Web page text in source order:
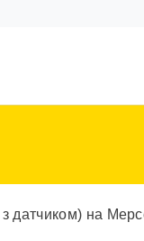
з датчиком) на